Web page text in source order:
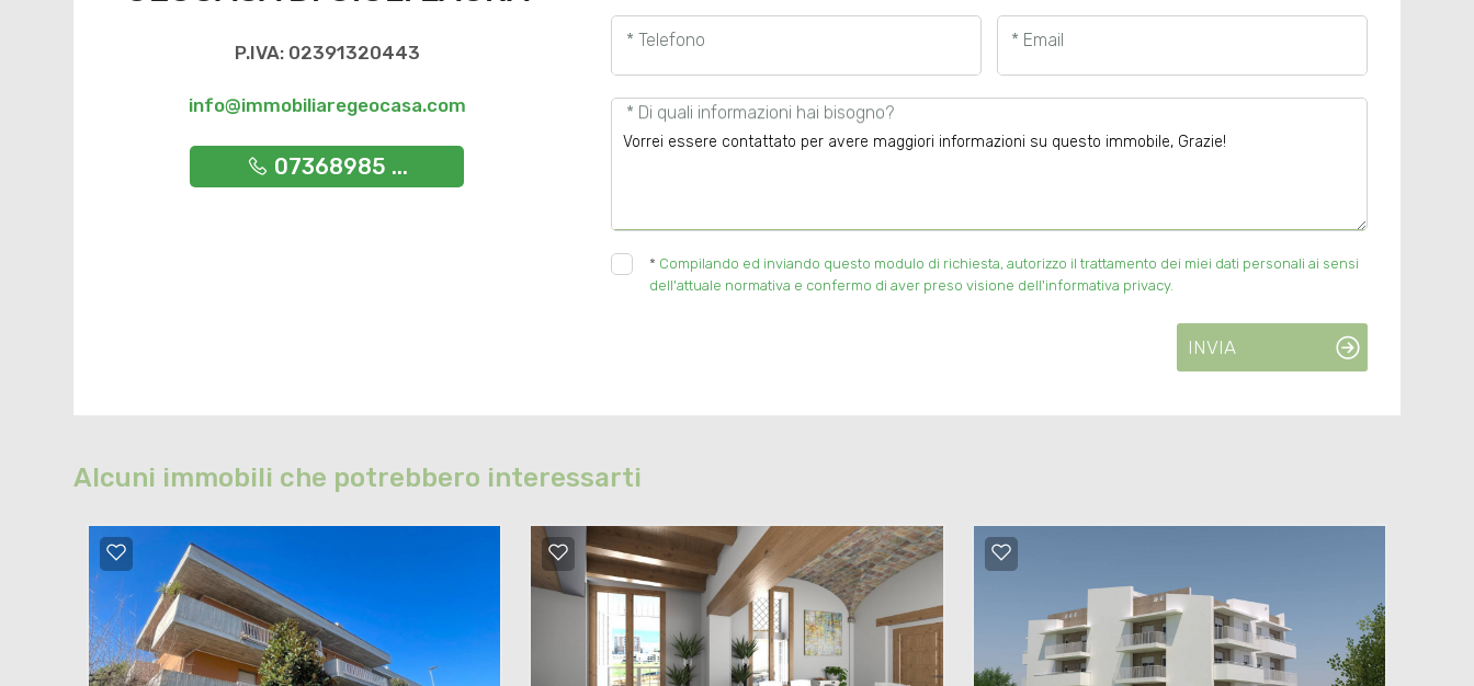
P.IVA: 02391320443
info@immobiliaregeocasa.com
07368985 ...
* Telefono * Email
* Di quali informazioni hai bisogno?
* Compilando ed inviando questo modulo di richiesta, autorizzo il trattamento dei miei dati personali ai sensi
dell'attuale normativa e confermo di aver preso visione dell'informativa privacy.
INVIA
Alcuni immobili che potrebbero interessarti